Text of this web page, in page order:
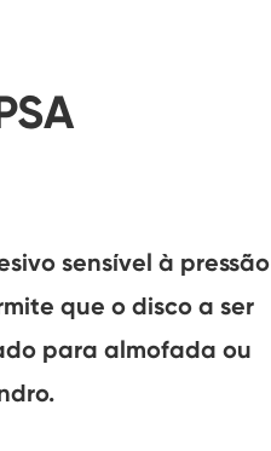
sensível à pressão
que o disco a ser
para almofada ou